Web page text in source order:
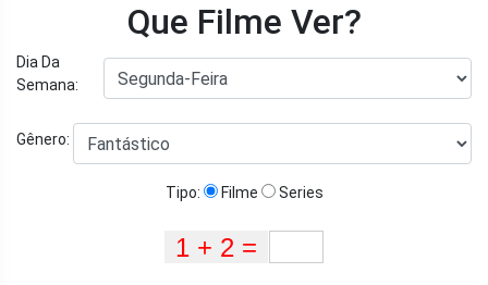
Que Filme Ver?
Dia Da
Semana:
Gênero:
Tipo: Filme Series